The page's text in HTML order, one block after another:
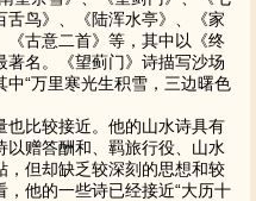
舌鸟》、《陆浑水亭》、《家
《古意二首》等，其中以《终
名。《望蓟门》诗描写沙场
“万里寒光生积雪，三边曙色
也比较接近。他的山水诗具有
赠答酬和、羁旅行役、山水
，但却缺乏较深刻的思想和较
他的一些诗已经接近“大历十